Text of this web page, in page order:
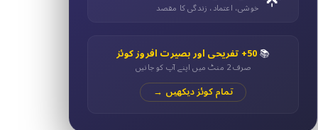
خوشی، اعتماد، زندگی کا مقصد
📚50+ تفریحی اور بصیرت افروز کوئز
صرف 2 منٹ میں اپنے آپ کو جانیں
تمام کوئز دیکھیں →